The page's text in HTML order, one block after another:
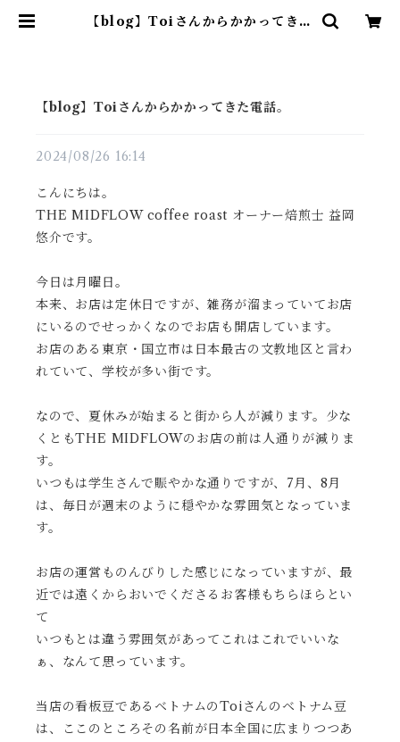
【blog】Toiさんからかかってきた
【blog】Toiさんからかかってきた電話。
2024/08/26 16:14
こんにちは。
THE MIDFLOW coffee roast オーナー焙煎士 益岡
悠介です。
今日は月曜日。
本来、お店は定休日ですが、雑務が溜まっていてお店
にいるのでせっかくなのでお店も開店しています。
お店のある東京・国立市は日本最古の文教地区と言わ
れていて、学校が多い街です。
なので、夏休みが始まると街から人が減ります。少な
くともTHE MIDFLOWのお店の前は人通りが減りま
す。
いつもは学生さんで賑やかな通りですが、7月、8月
は、毎日が週末のように穏やかな雰囲気となっていま
す。
お店の運営ものんびりした感じになっていますが、最
近では遠くからおいでくださるお客様もちらほらとい
て
いつもとは違う雰囲気があってこれはこれでいいな
ぁ、なんて思っています。
当店の看板豆であるベトナムのToiさんのベトナム豆
は、ここのところその名前が日本全国に広まりつつあ